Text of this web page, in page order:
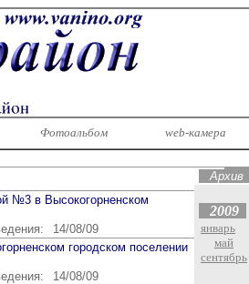
Фотоальбом web-камера
Архив
2009
январь
май
сентябрь
№3 в Высокогорненском
14/08/09
городском поселении
14/08/09